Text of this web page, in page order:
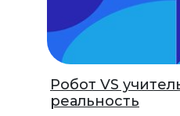
Робот VS
реальность